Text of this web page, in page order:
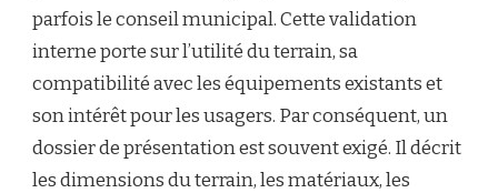
parfois le conseil municipal. Cette validation
interne porte sur l’utilité du terrain, sa
compatibilité avec les équipements existants et
son intérêt pour les usagers. Par conséquent, un
dossier de présentation est souvent exigé. Il décrit
les dimensions du terrain, les matériaux, les